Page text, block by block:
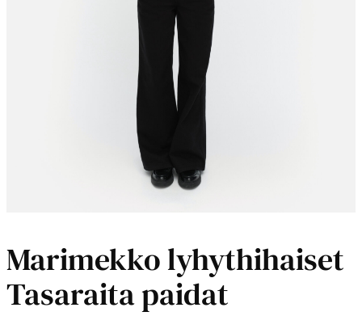
Marimekko lyhythihaiset
Tasaraita paidat